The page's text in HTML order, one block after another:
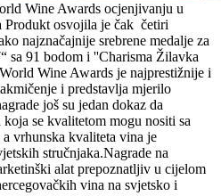
Wine Awards ocjenjivanju u
osvojila je čak četiri
najznačajnije srebrene medalje za
sa 91 bodom i ''Charisma Žilavka
Wine Awards je najprestižnije i
i predstavlja mjerilo
još su jedan dokaz da
se kvalitetom mogu nositi sa
vrhunska kvaliteta vina je
stručnjaka.Nagrade na
alat prepoznatljiv u cijelom
vina na svjetsko i